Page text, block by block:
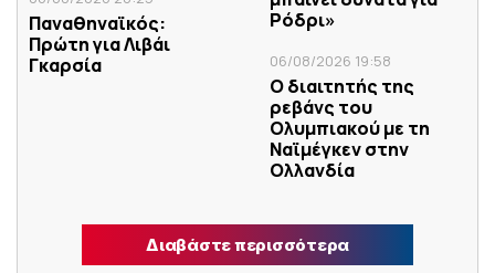
Παναθηναϊκός:
Πρώτη για Λιβάι
Γκαρσία
Ρόδρι»
06/08/2026 19:58
Ο διαιτητής της
ρεβάνς του
Ολυμπιακού με τη
Ναϊμέγκεν στην
Ολλανδία
Διαβάστε περισσότερα